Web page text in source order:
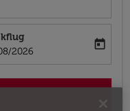
return-date-aria-label
2026
today